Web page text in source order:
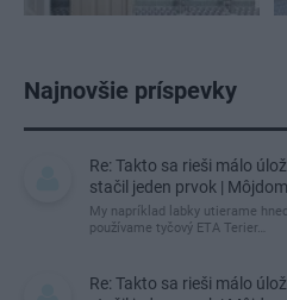
Najnovšie príspevky
Re: Takto sa rieši málo
stačil jeden prvok |
My napríklad labky utierame
používame tyčový ETA Terier…
Re: Takto sa rieši málo